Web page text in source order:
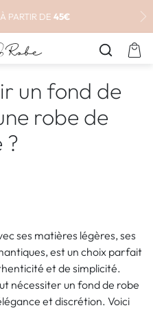
SATISFAITS
un fond de
robe de
?
ses matières légères, ses
est un choix parfait
et de simplicité.
nécessiter un fond de robe
et discrétion. Voici